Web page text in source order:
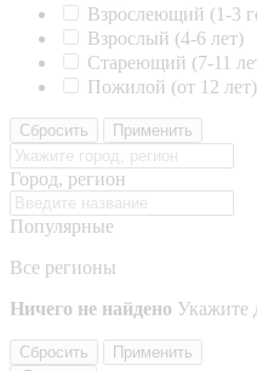
Взрослеющий (1-3
Взрослый (4-6 лет)
Стареющий (7-11
Пожилой (от 12 лет)
Сбросить Применить
Город, регион
Популярные
Все регионы
Ничего не найдено Укажите
Сбросить
Применить